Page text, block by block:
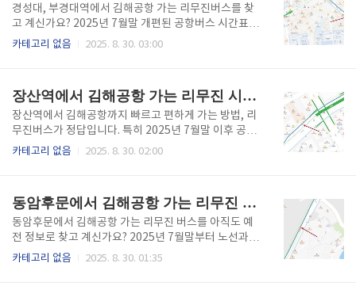
인하기👆 해운대온천사거리 정류장 정보 해운대온천사
거리 정류장은 해운대구청과 해운대전통시장 사이 대
로변에 위치해 있습니다. 해운대 중심가에 자리잡고 있
어, 인근 숙소나 오피스텔 거주자라면 도보로도 접근이
김해공..
경성대, 부경대역에서 김해공항 가는 리무진버스를 찾
고 계신가요? 2025년 7월말 개편된 공항버스 시간표,
예약방법, 정류소 위치, 꿀팁까지 확인하세요! 환승없
기👆 경성대·부경대 정류장 위치 정류장은 부산지하철
2호선 경성대·부경대역 1번 출구에서 3분거리에 위치
해 있습니다. 학생 밀집 지역이자 교통 중심지라 접근성
이 뛰어나며, 버스 정차 시 손들기 요청이 필요합니다.
정류장 위치: 경성대·부경대역 1번 출구 3분거리정차
카테고리 없음 2025. 8. 30. 03:00
장산역에서 김해공항 가는 리무진 시간표 (2025 최신)
장산역에서 김해공항까지 빠르고 편하게 가는 방법, 리
무진버스가 정답입니다. 특히 2025년 7월말 이후 공항
리무진1 노선이 전면 개편되면서, 장산역 인근 정류장
정 시간을 쉽고 빠르게 확인하세요 ⬇️ 김해공항버스 시
간표 확인하기👆 장산역 정류장 위치 장산역 정류장은
부산지하철 2호선 장산역 14번 출구 인근 대로변에 위
치해 있습니다. 해운대 중심 생활권에 있어 관광객과 직
장인 모두에게 인기 높은 정류장입니다. 정류장 위치:
카테고리 없음 2025. 8. 30. 02:00
동암후문에서 김해공항 가는 리무진 시간표 (2025 최신)
동암후문에서 김해공항 가는 리무진 버스를 아직도 예
전 정보로 찾고 계신가요? 2025년 7월말부터 노선과
시간표가 전면 개편되면서 동암 인근 주민과 대학생들
카테고리 없음 2025. 8. 30. 01:35